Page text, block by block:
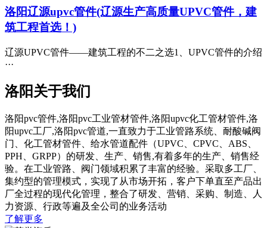
洛阳辽源upvc管件(辽源生产高质量UPVC管件，建
筑工程首选！)
辽源UPVC管件——建筑工程的不二之选1、UPVC管件的介绍
···
洛阳关于我们
洛阳pvc管件,洛阳pvc工业管材管件,洛阳upvc化工管材管件,洛
阳upvc工厂,洛阳pvc管道,一直致力于工业管路系统、耐酸碱阀
门、化工管材管件、给水管道配件（UPVC、CPVC、ABS、
PPH、GRPP）的研发、生产、销售,有着多年的生产、销售经
验。在工业管路、阀门领域积累了丰富的经验。采取多工厂、
集约型的管理模式，实现了从市场开拓，客户下单直至产品出
厂全过程的现代化管理，整合了研发、营销、采购、制造、人
力资源、行政等遍及全公司的业务活动
了解更多